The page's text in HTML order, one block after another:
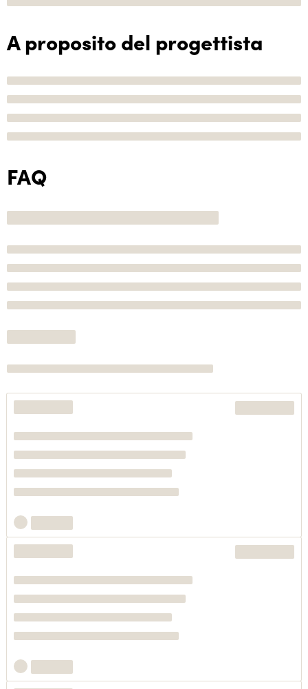
A proposito del progettista
FAQ